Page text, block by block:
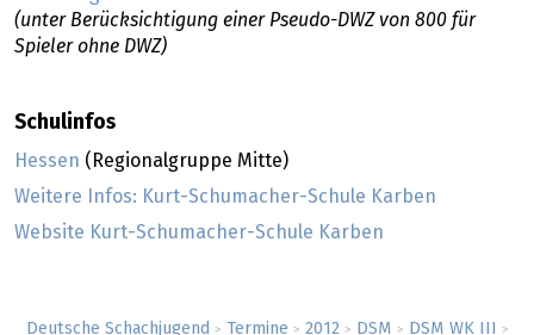
Deutsche Schachjugend > Termine > 2012 > DSM > DSM WK III >
(unter Berücksichtigung einer Pseudo-DWZ von 800 für
Spieler ohne DWZ)
Schulinfos
Hessen (Regionalgruppe Mitte)
Weitere Infos: Kurt-Schumacher-Schule Karben
Website Kurt-Schumacher-Schule Karben